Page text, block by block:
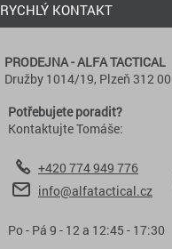
RYCHLÝ KONTAKT
PRODEJNA - ALFA TACTICAL
Družby 1014/19, Plzeň 312 00
Potřebujete poradit?
Kontaktujte Tomáše:
+420 774 949 776
info@alfatactical.cz
Po - Pá 9 - 12 a 12:45 - 17:30